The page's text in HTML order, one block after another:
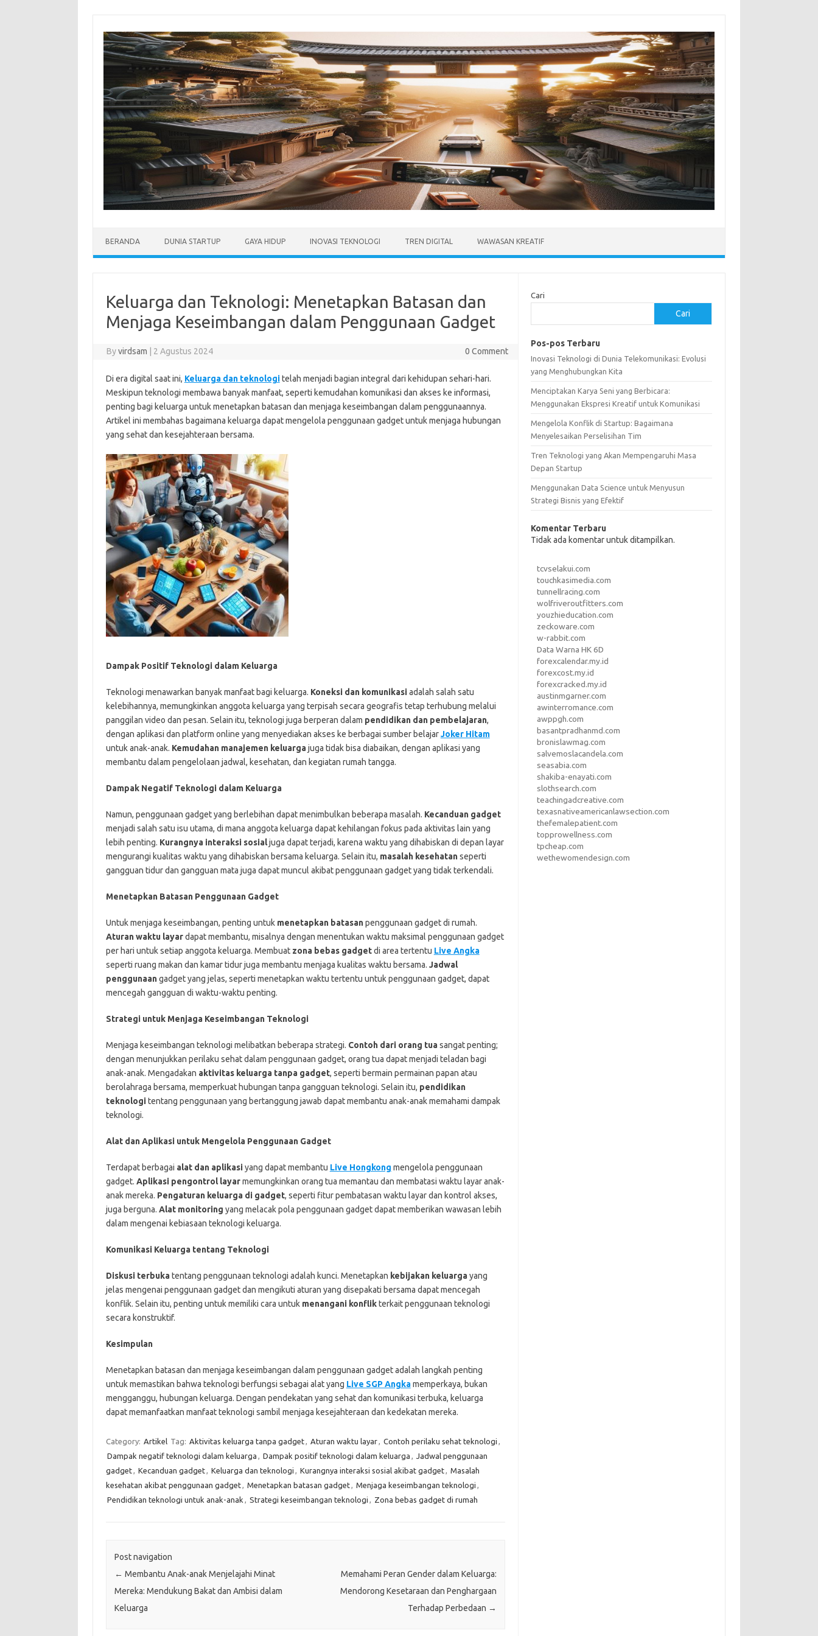
content
BERANDA DUNIA STARTUP GAYA HIDUP INOVASI TEKNOLOGI TREN DIGITAL WAWASAN KREATIF
Keluarga dan Teknologi: Menetapkan Batasan dan
Menjaga Keseimbangan dalam Penggunaan Gadget
Byvirdsam 2 Agustus 2024 0 Comment
Di era digital saat ini, Keluarga dan teknologitelah menjadi bagian integral dari kehidupan sehari-hari.
Meskipun teknologi membawa banyak manfaat, seperti kemudahan komunikasi dan akses ke informasi,
penting bagi keluarga untuk menetapkan batasan dan menjaga keseimbangan dalam penggunaannya.
Artikel ini membahas bagaimana keluarga dapat mengelola penggunaan gadget untuk menjaga hubungan
yang sehat dan kesejahteraan bersama.
Dampak Positif Teknologi dalam Keluarga
Teknologi menawarkan banyak manfaat bagi keluarga. Koneksi dan komunikasiadalah salah satu
kelebihannya, memungkinkan anggota keluarga yang terpisah secara geografis tetap terhubung melalui
panggilan video dan pesan. Selain itu, teknologi juga berperan dalam pendidikan dan pembelajaran,
dengan aplikasi dan platform online yang menyediakan akses ke berbagai sumber belajarJoker Hitam
untuk anak-anak. Kemudahan manajemen keluargajuga tidak bisa diabaikan, dengan aplikasi yang
membantu dalam pengelolaan jadwal, kesehatan, dan kegiatan rumah tangga.
Dampak Negatif Teknologi dalam Keluarga
Namun, penggunaan gadget yang berlebihan dapat menimbulkan beberapa masalah. Kecanduan gadget
menjadi salah satu isu utama, di mana anggota keluarga dapat kehilangan fokus pada aktivitas lain yang
lebih penting. Kurangnya interaksi sosialjuga dapat terjadi, karena waktu yang dihabiskan di depan layar
mengurangi kualitas waktu yang dihabiskan bersama keluarga. Selain itu, masalah kesehatanseperti
gangguan tidur dan gangguan mata juga dapat muncul akibat penggunaan gadget yang tidak terkendali.
Menetapkan Batasan Penggunaan Gadget
Untuk menjaga keseimbangan, penting untuk menetapkan batasanpenggunaan gadget di rumah.
Aturan waktu layardapat membantu, misalnya dengan menentukan waktu maksimal penggunaan gadget
per hari untuk setiap anggota keluarga. Membuat zona bebas gadgetdi area tertentu Live Angka
seperti ruang makan dan kamar tidur juga membantu menjaga kualitas waktu bersama. Jadwal
penggunaangadget yang jelas, seperti menetapkan waktu tertentu untuk penggunaan gadget, dapat
mencegah gangguan di waktu-waktu penting.
Strategi untuk Menjaga Keseimbangan Teknologi
Menjaga keseimbangan teknologi melibatkan beberapa strategi. Contoh dari orang tuasangat penting;
dengan menunjukkan perilaku sehat dalam penggunaan gadget, orang tua dapat menjadi teladan bagi
anak-anak. Mengadakan aktivitas keluarga tanpa gadget, seperti bermain permainan papan atau
berolahraga bersama, memperkuat hubungan tanpa gangguan teknologi. Selain itu, pendidikan
teknologitentang penggunaan yang bertanggung jawab dapat membantu anak-anak memahami dampak
teknologi.
Alat dan Aplikasi untuk Mengelola Penggunaan Gadget
Terdapat berbagai alat dan aplikasiyang dapat membantu Live Hongkong mengelola penggunaan
gadget. Aplikasi pengontrol layarmemungkinkan orang tua memantau dan membatasi waktu layar anak-
anak mereka. Pengaturan keluarga di gadget, seperti fitur pembatasan waktu layar dan kontrol akses,
juga berguna. Alat monitoring yang melacak pola penggunaan gadget dapat memberikan wawasan lebih
dalam mengenai kebiasaan teknologi keluarga.
Komunikasi Keluarga tentang Teknologi
Diskusi terbukatentang penggunaan teknologi adalah kunci. Menetapkan kebijakan keluargayang
jelas mengenai penggunaan gadget dan mengikuti aturan yang disepakati bersama dapat mencegah
konflik. Selain itu, penting untuk memiliki cara untuk menangani konflikterkait penggunaan teknologi
secara konstruktif.
Kesimpulan
Menetapkan batasan dan menjaga keseimbangan dalam penggunaan gadget adalah langkah penting
untuk memastikan bahwa teknologi berfungsi sebagai alat yang Live SGP Angkamemperkaya, bukan
mengganggu, hubungan keluarga. Dengan pendekatan yang sehat dan komunikasi terbuka, keluarga
dapat memanfaatkan manfaat teknologi sambil menjaga kesejahteraan dan kedekatan mereka.
Category: Artikel Tag: Aktivitas keluarga tanpa gadget, Aturan waktu layar, Contoh perilaku sehat teknologi ,
Dampak negatif teknologi dalam keluarga , Dampak positif teknologi dalam keluarga , Jadwal penggunaan
gadget, Kecanduan gadget, Keluarga dan teknologi , Kurangnya interaksi sosial akibat gadget, Masalah
kesehatan akibat penggunaan gadget, Menetapkan batasan gadget, Menjaga keseimbangan teknologi ,
Pendidikan teknologi untuk anak-anak , Strategi keseimbangan teknologi , Zona bebas gadget di rumah
Post navigation
← Membantu Anak-anak Menjelajahi Minat
Mereka: Mendukung Bakat dan Ambisi dalam
Keluarga
Memahami Peran Gender dalam Keluarga:
Mendorong Kesetaraan dan Penghargaan
Terhadap Perbedaan →
Cari
Cari
Pos-pos Terbaru
Inovasi Teknologi di Dunia Telekomunikasi: Evolusi
yang Menghubungkan Kita
Menciptakan Karya Seni yang Berbicara:
Menggunakan Ekspresi Kreatif untuk Komunikasi
Mengelola Konflik di Startup: Bagaimana
Menyelesaikan Perselisihan Tim
Tren Teknologi yang Akan Mempengaruhi Masa
Depan Startup
Menggunakan Data Science untuk Menyusun
Strategi Bisnis yang Efektif
Komentar Terbaru
Tidak ada komentar untuk ditampilkan.
tcvselakui.com
touchkasimedia.com
tunnellracing.com
wolfriveroutfitters.com
youzhieducation.com
zeckoware.com
w-rabbit.com
Data Warna HK 6D
forexcalendar.my.id
forexcost.my.id
forexcracked.my.id
austinmgarner.com
awinterromance.com
awppgh.com
basantpradhanmd.com
bronislawmag.com
salvemoslacandela.com
seasabia.com
shakiba-enayati.com
slothsearch.com
teachingadcreative.com
texasnativeamericanlawsection.com
thefemalepatient.com
topprowellness.com
tpcheap.com
wethewomendesign.com